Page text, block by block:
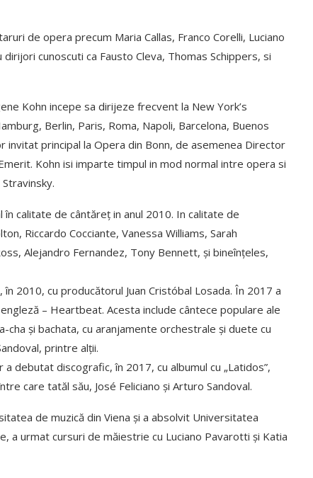
de opera precum Maria Callas, Franco Corelli, Luciano
cunoscuti ca Fausto Cleva, Thomas Schippers, si
Kohn incepe sa dirijeze frecvent la New York’s
Berlin, Paris, Roma, Napoli, Barcelona, Buenos
principal la Opera din Bonn, de asemenea Director
Kohn isi imparte timpul in mod normal intre opera si
calitate de cântăreț in anul 2010. In calitate de
Riccardo Cocciante, Vanessa Williams, Sarah
Alejandro Fernandez, Tony Bennett, și bineînțeles,
2010, cu producătorul Juan Cristóbal Losada. În 2017 a
– Heartbeat. Acesta include cântece populare ale
și bachata, cu aranjamente orchestrale și duete cu
printre alții.
debutat discografic, în 2017, cu albumul cu „Latidos”,
care tatăl său, José Feliciano şi Arturo Sandoval.
de muzică din Viena și a absolvit Universitatea
a urmat cursuri de măiestrie cu Luciano Pavarotti și Katia